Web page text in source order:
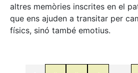
altres memòries inscrites en el
que ens ajuden a transitar per
físics, sinó també emotius.